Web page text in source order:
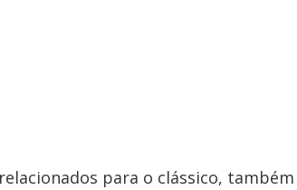
para o clássico, também